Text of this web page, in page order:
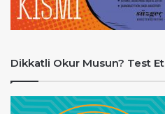
Dikkatli Okur Musun? Test Et